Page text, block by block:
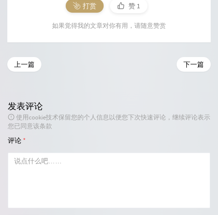
打赏 赞 1
如果觉得我的文章对你有用，请随意赞赏
下一篇
上一篇
发表评论
使用cookie技术保留您的个人信息以便您下次快速评论，继续评论表示
您已同意该条款
评论 *